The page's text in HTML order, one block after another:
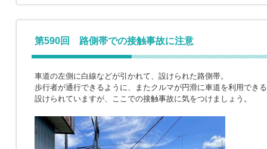
第590回 路側帯での接触事故に注意
車道の左側に白線などが引かれて、設けられた路側帯。
歩行者が通行できるように、またクルマが円滑に車道を利用でき
設けられていますが、ここでの接触事故に気をつけましょう。